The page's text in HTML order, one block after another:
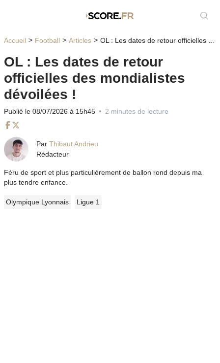
Accueil Football Articles OL : Les dates de retour officielles des mondialistes dévoilées !
OL : Les dates de retour
officielles des mondialistes
dévoilées !
Publié le 08/07/2026 à 15h45 2 minutes de lecture
Par Thibaut Andrieu
Rédacteur
Féru de sport et plus particulièrement de ballon rond depuis ma
plus tendre enfance.
Olympique Lyonnais Ligue 1